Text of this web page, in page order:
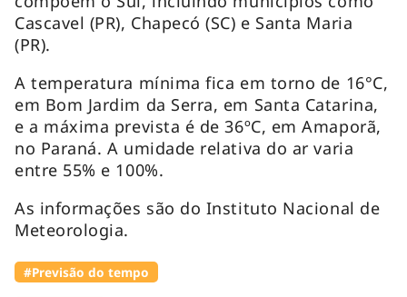
Cascavel (PR), Chapecó (SC) e Santa Maria
(PR).
A temperatura mínima fica em torno de 16°C,
em Bom Jardim da Serra, em Santa Catarina,
e a máxima prevista é de 36ºC, em Amaporã,
no Paraná. A umidade relativa do ar varia
entre 55% e 100%.
As informações são do Instituto Nacional de
Meteorologia.
#Previsão do tempo